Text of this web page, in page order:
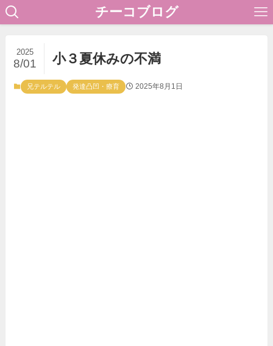
チーコブログ
小３夏休みの不満
2025
8/01
兄テルテル 発達凸凹・療育 2025年8月1日